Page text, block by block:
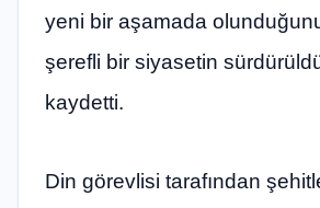
yeni bir aşamada
şerefli bir siyasetin
kaydetti.
Din görevlisi tarafından